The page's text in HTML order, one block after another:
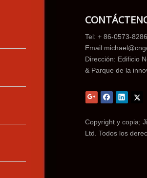
Tel: + 86-0573-
Email:
Dirección: Edificio
& Parque de la
Copyright y copia;
Ltd. Todos los